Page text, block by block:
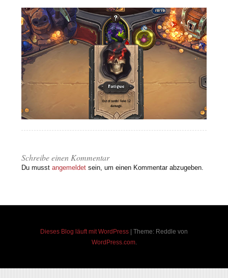
Schreibe einen Kommentar
Du musstangemeldet sein, um einen Kommentar abzugeben.
Dieses Blog läuft mit WordPress | Theme: Reddle von
WordPress.com.